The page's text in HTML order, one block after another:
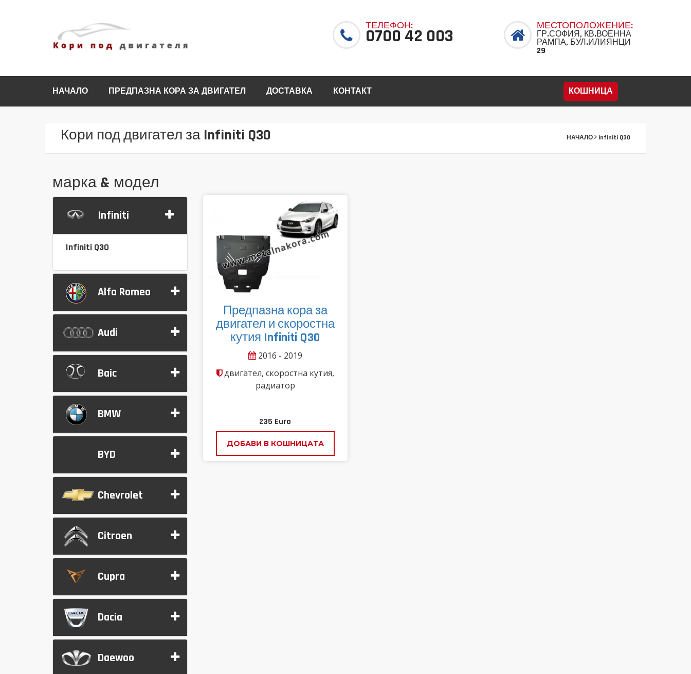
ТЕЛЕФОН:
0700 42 003 МЕСТОПОЛОЖЕНИЕ:
ГР.СОФИЯ, КВ.ВОЕННА
РАМПА, БУЛ.ИЛИЯНЦИ
29
НАЧАЛО ПРЕДПАЗНА КОРА ЗА ДВИГАТЕЛ ДОСТАВКА КОНТАКТ КОШНИЦА
Кори под двигател за Infiniti Q30 НАЧАЛО Infiniti Q30
марка & модел
Infiniti
Infiniti Q30
Alfa Romeo
Audi
Baic
BMW
BYD
Chevrolet
Citroen
Cupra
Dacia
Daewoo
Предпазна кора за
двигател и скоростна
кутия Infiniti Q30
2016 - 2019
двигател, скоростна кутия,
радиатор
235 Euro
ДОБАВИ В КОШНИЦАТА